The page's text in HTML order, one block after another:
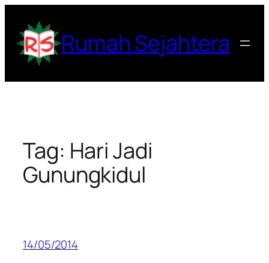
konten
Rumah Sejahtera
Tag: Hari Jadi
Gunungkidul
14/05/2014